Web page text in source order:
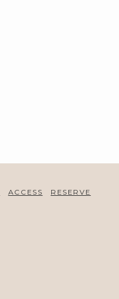
ACCESS RESERVE